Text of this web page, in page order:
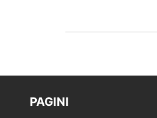
PAGINI